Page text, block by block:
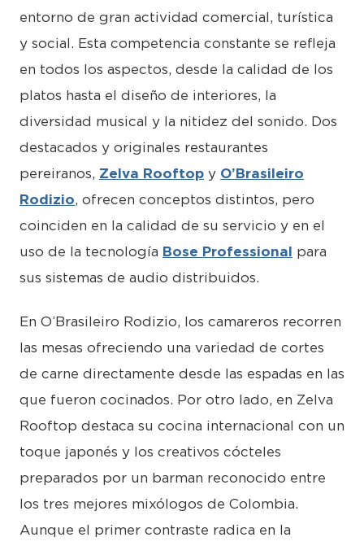
entorno de gran actividad comercial, turística
y social. Esta competencia constante se refleja
en todos los aspectos, desde la calidad de los
platos hasta el diseño de interiores, la
diversidad musical y la nitidez del sonido. Dos
destacados y originales restaurantes
pereiranos, Zelva Rooftop y O’Brasileiro
Rodizio, ofrecen conceptos distintos, pero
coinciden en la calidad de su servicio y en el
uso de la tecnología Bose Professional para
sus sistemas de audio distribuidos.
En O’Brasileiro Rodizio, los camareros recorren
las mesas ofreciendo una variedad de cortes
de carne directamente desde las espadas en las
que fueron cocinados. Por otro lado, en Zelva
Rooftop destaca su cocina internacional con un
toque japonés y los creativos cócteles
preparados por un barman reconocido entre
los tres mejores mixólogos de Colombia.
Aunque el primer contraste radica en la